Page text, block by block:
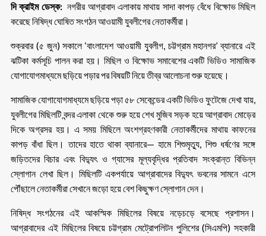
দি ক্রাইম ডেস্ক:নগরীর আগ্রাবাদ এলাকায় মাথায় সাদা কাপড় বেঁধে বিক্ষোভ মিছিল
করেছে নিষিদ্ধ ঘোষিত সংগঠন আওয়ামী যুবলীগের নেতাকর্মীরা।
শুক্রবার (৫ জুন) সকালে ‘বাংলাদেশ আওয়ামী যুবলীগ, চট্টগ্রাম মহানগর’ ব্যানারে এই
ঝটিকা কর্মসূচি পালন করা হয়। মিছিল ও বিক্ষোভ সমাবেশের একটি ভিডিও সামাজিক
যোগাযোগমাধ্যমে ছড়িয়ে পড়ার পর বিষয়টি নিয়ে তীব্র আলোচনা শুরু হয়েছে।
সামাজিক যোগাযোগমাধ্যমে ছড়িয়ে পড়া ৫৮ সেকেন্ডের একটি ভিডিও ফুটেজে দেখা যায়,
যুবলীগের মিছিলটি বন্দর এলাকা থেকে শুরু হয়ে শেখ মুজিব সড়ক হয়ে আগ্রাবাদ মোড়ের
দিকে অগ্রসর হয়। এ সময় মিছিলে অংশগ্রহণকারী নেতাকর্মীদের মাথায় কাফনের
কাপড় বাঁধা ছিল। তাদের হাতে থাকা ব্যানারে— হামে শিশুমৃত্যু, শিশু ধর্ষণের সঙ্গে
জড়িতদের বিচার এবং বিদ্যুৎ ও গ্যাসের মূল্যবৃদ্ধির প্রতিবাদ সংক্রান্ত বিভিন্ন
স্লোগান লেখা ছিল। মিছিলটি একপর্যায়ে আগ্রাবাদের বিদ্যুৎ ভবনের সামনে এসে
পৌঁছালে নেতাকর্মীরা সেখানে জড়ো হয়ে বেশ কিছুক্ষণ স্লোগান দেন।
নিষিদ্ধ সংগঠনের এই আকস্মিক মিছিলের বিষয়ে নড়েচড়ে বসেছে প্রশাসন।
আগ্রাবাদের এই মিছিলের বিষয়ে চট্টগ্রাম মেট্রোপলিটন পুলিশের (সিএমপি) সহকারী